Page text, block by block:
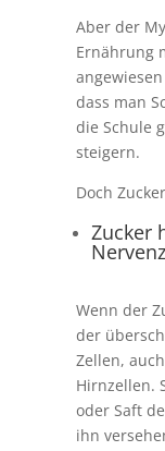
Aber der
Ernährung
dass man
die Schule
steigern.
Doch
Zucker
Wenn der
der
Zellen,
Hirnzellen.
oder Saft
ihn